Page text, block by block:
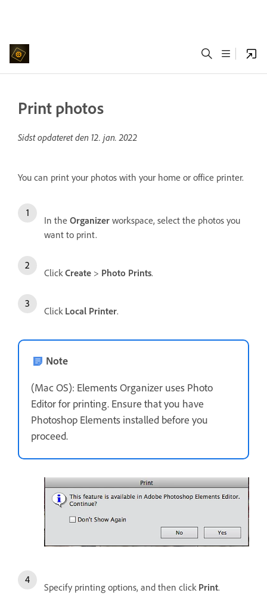
Print photos
Sidst opdateret den 12. jan. 2022
You can print your photos with your home or office printer.
In the Organizer workspace, select the photos you
want to print.
ClickCreate > Photo Prints.
Click Local Printer.
Note
(Mac OS): Elements Organizer uses Photo
Editor for printing. Ensure that you have
Photoshop Elements installed before you
proceed.
Specify printing options, and then click Print.